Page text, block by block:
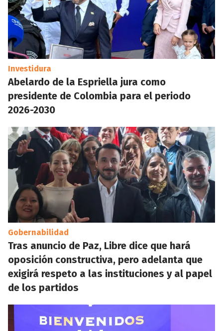
Investidura
Abelardo de la Espriella jura como
presidente de Colombia para el periodo
2026-2030
Gobernabilidad
Tras anuncio de Paz, Libre dice que hará
oposición constructiva, pero adelanta que
exigirá respeto a las instituciones y al papel
de los partidos